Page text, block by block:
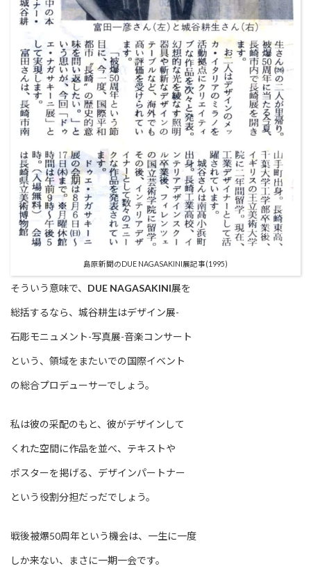
島原新聞のDUE NAGASAKINI展記事(1995)
そういう意味で、 DUE NAGASAKINI展を
総括するなら、城谷耕生はデザイン展-
石彫モニュメント-写真展-音楽コンサート
という、領域をまたいでの国際イベント
の総合プロデューサーでしょう。
私は彼の采配のもと、彼がデザインして
くれた空間に作品を並べ、テキストや
ポスターを掲げる、デザインパートナー
という役割分担だっだでしょう。
戦後被爆50周年という機会は、一生に一度
しか来ない、まさに一期一会です。